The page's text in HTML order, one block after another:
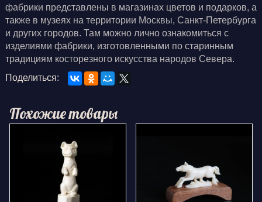
фабрики представлены в магазинах цветов и подарков, а
также в музеях на территории Москвы, Санкт-Петербурга
и других городов. Там можно лично ознакомиться с
изделиями фабрики, изготовленными по старинным
традициям косторезного искусства народов Севера.
Поделиться:
Похожие товары